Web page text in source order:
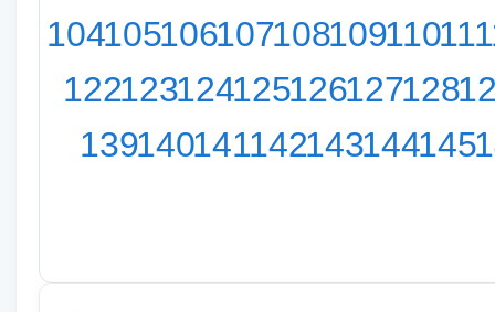
104105106107108109110111
122123124125126127128
139140141142143144145